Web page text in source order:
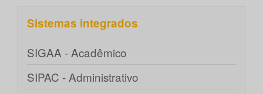
Sistemas integrados
SIGAA - Acadêmico
SIPAC - Administrativo